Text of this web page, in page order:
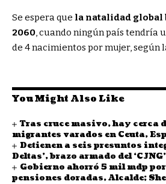
Se espera que la natalidad global
2060, cuando ningún país tendría
de 4 nacimientos por mujer, según
You Might Also Like
Tras cruce masivo, hay cerca
migrantes varados en Ceuta,
Detienen a seis presuntos
Deltas’, brazo armado del
Gobierno ahorró 5 mil mdp
pensiones doradas, Alcalde;